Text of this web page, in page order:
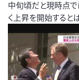
中旬頃だと現時点で
く上昇を開始すると